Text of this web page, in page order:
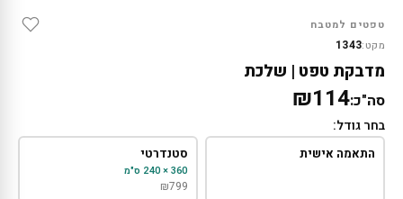
טפטים למטבח
מקט:1343
מדבקת טפט | שלכת
סה"כ:₪114
בחר גודל:
התאמה אישית סטנדרטי
360 × 240 ס"מ
₪799